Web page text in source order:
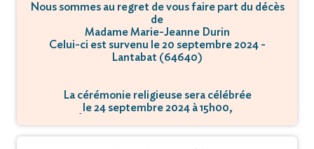
Nous sommes au regret de vous faire part du décès
de
Madame Marie-Jeanne Durin
Celui-ci est survenu le 20 septembre 2024 -
Lantabat (64640)
La cérémonie religieuse sera célébrée
le 24 septembre 2024 à 15h00,